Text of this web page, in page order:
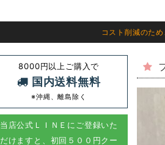
コスト削減のた
8000円以上ご購入で
国内送料無料
※沖縄、離島除く
当店公式ＬＩＮＥにご登録いた
だけますと、初回５００円クー